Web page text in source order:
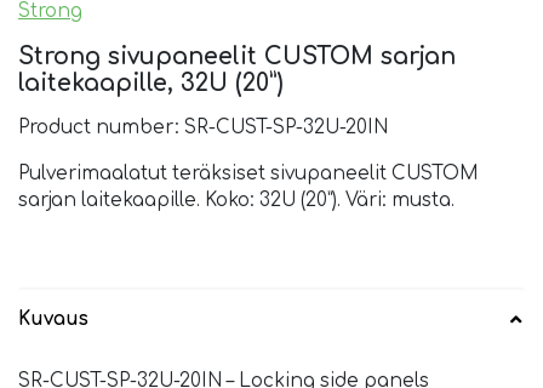
Strong
Strong sivupaneelit CUSTOM sarjan
laitekaapille, 32U (20”)
Product number: SR-CUST-SP-32U-20IN
Pulverimaalatut teräksiset sivupaneelit CUSTOM
sarjan laitekaapille. Koko: 32U (20”). Väri: musta.
Kuvaus
SR-CUST-SP-32U-20IN – Locking side panels